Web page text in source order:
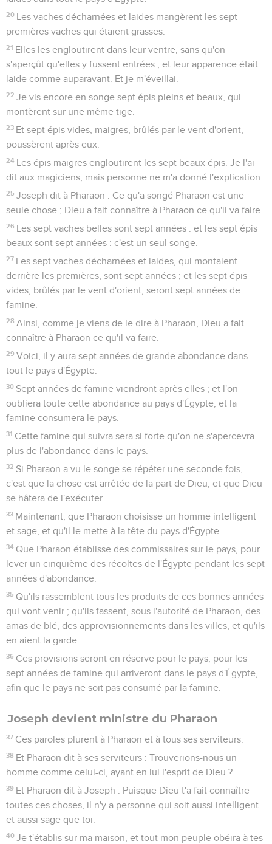
20 Les vaches décharnées et laides mangèrent les sept
premières vaches qui étaient grasses.
21 Elles les engloutirent dans leur ventre, sans qu'on
s'aperçût qu'elles y fussent entrées ; et leur apparence était
laide comme auparavant. Et je m'éveillai.
22 Je vis encore en songe sept épis pleins et beaux, qui
montèrent sur une même tige.
23 Et sept épis vides, maigres, brûlés par le vent d'orient,
poussèrent après eux.
24 Les épis maigres engloutirent les sept beaux épis. Je l'ai
dit aux magiciens, mais personne ne m'a donné l'explication.
25 Joseph dit à Pharaon : Ce qu'a songé Pharaon est une
seule chose ; Dieu a fait connaître à Pharaon ce qu'il va faire.
26 Les sept vaches belles sont sept années : et les sept épis
beaux sont sept années : c'est un seul songe.
27 Les sept vaches décharnées et laides, qui montaient
derrière les premières, sont sept années ; et les sept épis
vides, brûlés par le vent d'orient, seront sept années de
famine.
28 Ainsi, comme je viens de le dire à Pharaon, Dieu a fait
connaître à Pharaon ce qu'il va faire.
29 Voici, il y aura sept années de grande abondance dans
tout le pays d'Égypte.
30 Sept années de famine viendront après elles ; et l'on
oubliera toute cette abondance au pays d'Égypte, et la
famine consumera le pays.
31 Cette famine qui suivra sera si forte qu'on ne s'apercevra
plus de l'abondance dans le pays.
32 Si Pharaon a vu le songe se répéter une seconde fois,
c'est que la chose est arrêtée de la part de Dieu, et que Dieu
se hâtera de l'exécuter.
33 Maintenant, que Pharaon choisisse un homme intelligent
et sage, et qu'il le mette à la tête du pays d'Égypte.
34 Que Pharaon établisse des commissaires sur le pays, pour
lever un cinquième des récoltes de l'Égypte pendant les sept
années d'abondance.
35 Qu'ils rassemblent tous les produits de ces bonnes années
qui vont venir ; qu'ils fassent, sous l'autorité de Pharaon, des
amas de blé, des approvisionnements dans les villes, et qu'ils
en aient la garde.
36 Ces provisions seront en réserve pour le pays, pour les
sept années de famine qui arriveront dans le pays d'Égypte,
afin que le pays ne soit pas consumé par la famine.
Joseph devient ministre du Pharaon
37 Ces paroles plurent à Pharaon et à tous ses serviteurs.
38 Et Pharaon dit à ses serviteurs : Trouverions-nous un
homme comme celui-ci, ayant en lui l'esprit de Dieu ?
39 Et Pharaon dit à Joseph : Puisque Dieu t'a fait connaître
toutes ces choses, il n'y a personne qui soit aussi intelligent
et aussi sage que toi.
40 Je t'établis sur ma maison, et tout mon peuple obéira à tes